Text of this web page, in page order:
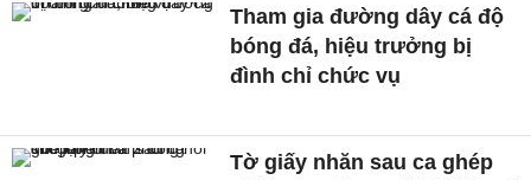
Tham gia đường dây cá độ
bóng đá, hiệu trưởng bị
đình chỉ chức vụ
Tờ giấy nhăn sau ca ghép